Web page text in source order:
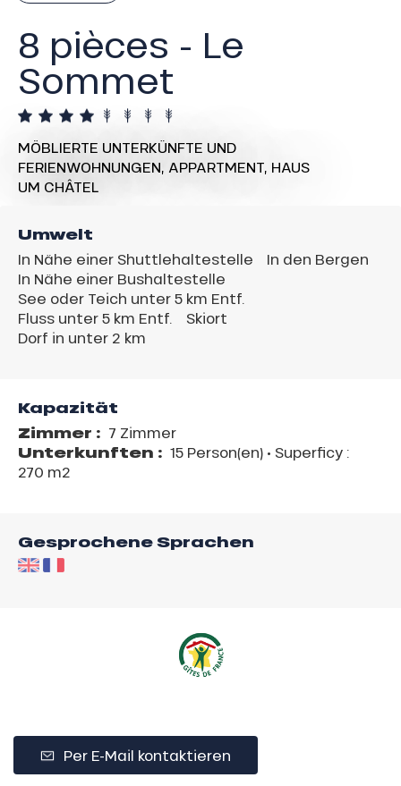
8 pièces - Le
Sommet
MÖBLIERTE UNTERKÜNFTE UND
FERIENWOHNUNGEN, APPARTMENT, HAUS
UM CHÂTEL
Umwelt
In Nähe einer Shuttlehaltestelle
In den Bergen
In Nähe einer Bushaltestelle
See oder Teich unter 5 km Entf.
Fluss unter 5 km Entf.
Skiort
Dorf in unter 2 km
Kapazität
Zimmer : 7 Zimmer
Unterkunften : 15 Person(en) • Superficy :
270 m2
Gesprochene Sprachen
Per E-Mail kontaktieren